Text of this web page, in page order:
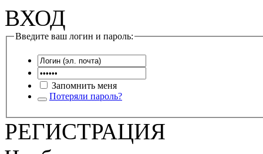
ВХОД
Введите ваш логин и пароль:
Запомнить меня
Потеряли пароль?
РЕГИСТРАЦИЯ